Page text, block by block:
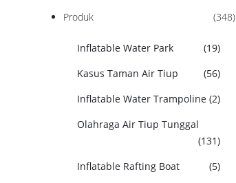
Produk (348)
Inflatable Water Park
(19)
Kasus Taman Air Tiup
(56)
Inflatable Water Trampoline (2)
Olahraga Air Tiup Tunggal
(131)
Inflatable Rafting Boat
(5)